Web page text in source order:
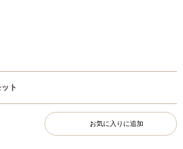
ト
お気に入りに追加